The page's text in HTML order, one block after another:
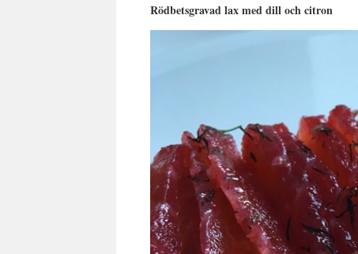
Rödbetsgravad lax med dill och citron